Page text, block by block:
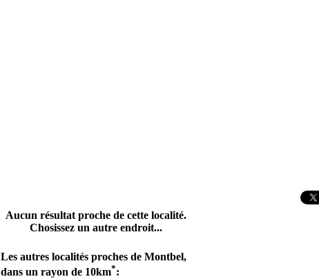
Aucun résultat proche de cette localité.
Chosissez un autre endroit...
Les autres localités proches de Montbel,
dans un rayon de 10km*: